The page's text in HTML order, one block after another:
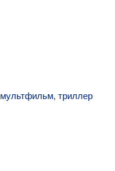
мультфильм, триллер